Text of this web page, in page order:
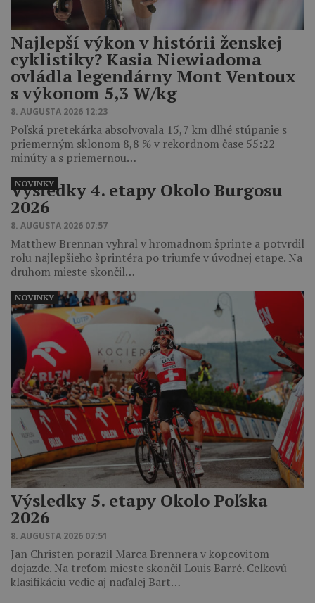
Najlepší výkon v histórii ženskej
cyklistiky? Kasia Niewiadoma
ovládla legendárny Mont Ventoux
s výkonom 5,3 W/kg
8. AUGUSTA 2026 12:23
Poľská pretekárka absolvovala 15,7 km dlhé stúpanie s
priemerným sklonom 8,8 % v rekordnom čase 55:22
minúty a s priemernou…
Výsledky 4. etapy Okolo Burgosu
2026
8. AUGUSTA 2026 07:57
Matthew Brennan vyhral v hromadnom šprinte a potvrdil
rolu najlepšieho šprintéra po triumfe v úvodnej etape. Na
druhom mieste skončil…
NOVINKY
Výsledky 5. etapy Okolo Poľska
2026
8. AUGUSTA 2026 07:51
Jan Christen porazil Marca Brennera v kopcovitom
dojazde. Na treťom mieste skončil Louis Barré. Celkovú
klasifikáciu vedie aj naďalej Bart…
NOVINKY